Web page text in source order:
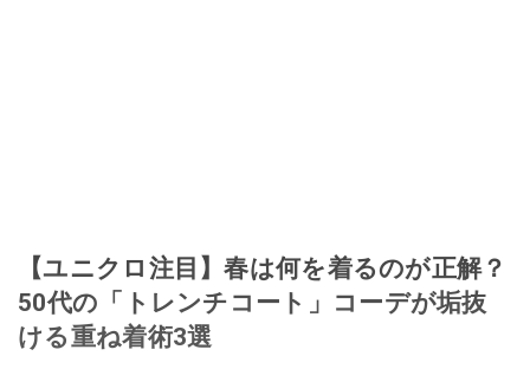
【ユニクロ注目】春は何を着るのが正解？
50代の「トレンチコート」コーデが垢抜
ける重ね着術3選